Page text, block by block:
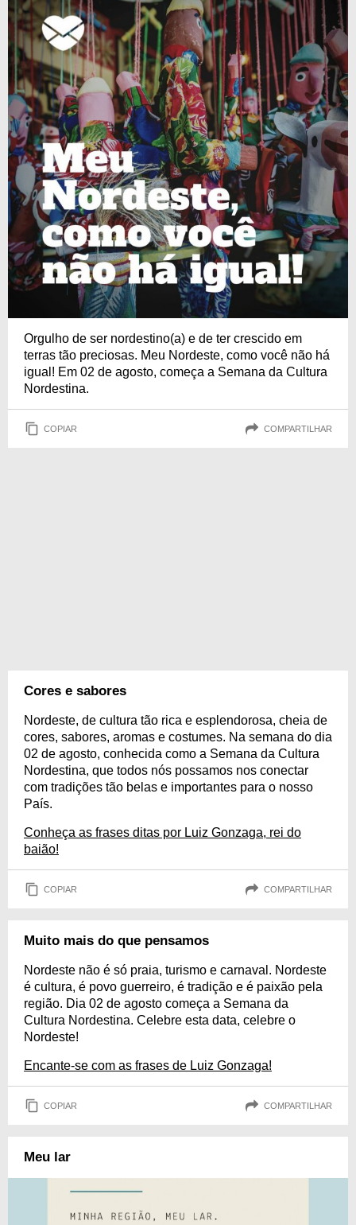
Orgulho de ser nordestino(a) e de ter crescido em
terras tão preciosas. Meu Nordeste, como você não há
igual! Em 02 de agosto, começa a Semana da Cultura
Nordestina.
COPIAR COMPARTILHAR
Cores e sabores
Nordeste, de cultura tão rica e esplendorosa, cheia de
cores, sabores, aromas e costumes. Na semana do dia
02 de agosto, conhecida como a Semana da Cultura
Nordestina, que todos nós possamos nos conectar
com tradições tão belas e importantes para o nosso
País.
Conheça as frases ditas por Luiz Gonzaga, rei do
baião!
COPIAR COMPARTILHAR
Muito mais do que pensamos
Nordeste não é só praia, turismo e carnaval. Nordeste
é cultura, é povo guerreiro, é tradição e é paixão pela
região. Dia 02 de agosto começa a Semana da
Cultura Nordestina. Celebre esta data, celebre o
Nordeste!
Encante-se com as frases de Luiz Gonzaga!
COPIAR COMPARTILHAR
Meu lar